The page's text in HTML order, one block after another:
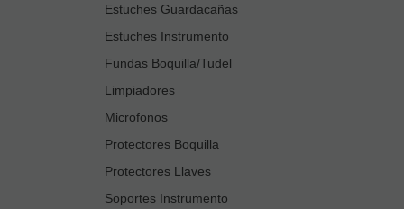
Estuches Guardacañas
Estuches Instrumento
Fundas Boquilla/Tudel
Limpiadores
Microfonos
Protectores Boquilla
Protectores Llaves
Soportes Instrumento